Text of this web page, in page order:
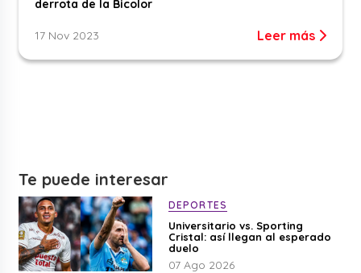
derrota de la Bicolor
17 Nov 2023 Leer más
Te puede interesar
DEPORTES
Universitario vs. Sporting
Cristal: así llegan al esperado
duelo
07 Ago 2026